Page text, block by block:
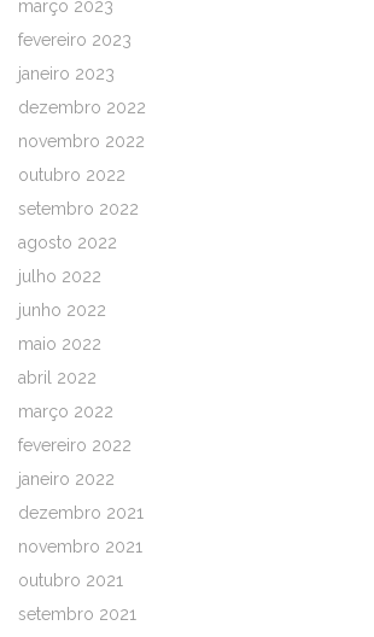
março 2023
fevereiro 2023
janeiro 2023
dezembro 2022
novembro 2022
outubro 2022
setembro 2022
agosto 2022
julho 2022
junho 2022
maio 2022
abril 2022
março 2022
fevereiro 2022
janeiro 2022
dezembro 2021
novembro 2021
outubro 2021
setembro 2021